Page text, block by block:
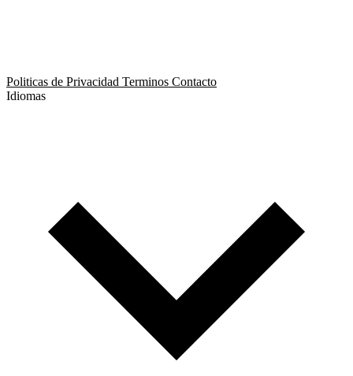
Politicas de Privacidad Terminos Contacto
Idiomas